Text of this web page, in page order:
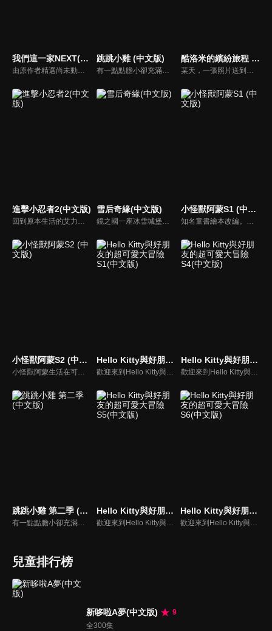
我們這一家NEXT(中文版) 跳跳小雞 (中文版)
有一點點膽小卻充滿好奇心的「帶骨雞」，和總是用小跳步靠過來的舞蹈老師「小跳步青蛙老師」，以及其他具有獨特個性的夥伴們跳舞大活耀！在家裡和各種地方以「身體動了，心也舞動了起來♪」為主題的角色人物。這是關於不可思議的夥伴們與愉快舞蹈的故事。
酷洛米的繽紛旅程 (中文版)
進擊小忍者2(中文版)
回到原本生活的艾力克斯，正煩惱著和潔西卡之間的關係不順遂，此時忍者突然以刺蝟之姿出現在他面前，原來艾普明快要被釋放了！憑藉著艾力克斯聰明的腦袋，他們來到泰國，艾力克斯和忍者也在不斷磨合中，成為最佳拍檔，甚至團隊還多了尚恩加入！
雪后奇緣(中文版)
鏡之國一座冰雪城堡，冰雪女王警告女兒艾拉神祕封印下住著邪惡的冰雪妖魔。山精旅行家來到冰雪城堡探險，卻意外打開封印，釋放出邪惡冰雪妖魔不僅擾亂鏡之國和人類世界。艾拉和山精一起尋找冒險家凱和格爾達，只有他們能幫助對付冰雪妖魔。究竟他們能否擊敗這些冰雪妖魔，解除鏡之國和人類世界的危機？
小怪獸阿蒙S1 (中文版)
知名童書繪本改編。故事講述的是小怪獸阿蒙醜醜的外表下，有著一顆敏感細膩的心。他希望有人能愛他，包容他，陪伴他，愛他本來的樣子。這個系列圍繞“愛”的主題，恰恰是父母對孩子所有愛的表現。
小怪獸阿蒙S2 (中文版)
小怪獸阿蒙生活在可愛的絨毛鎮上，他每天都會面對一些有趣的挑戰。幸運地是他是你見過最有愛心的小怪獸，並且在他的朋友們的幫助下，他會從中找到正確的事去做(即使他還不知道那是什麼)，學會跟隨他自己的內心。
Hello Kitty與好朋友的超可愛大冒險S1(中文版)
歡迎來到Hello Kitty與好朋友的超可愛大冒險!與Hello Kitty, 大眼蛙, 酷企鵝, 美樂蒂, 布丁狗還有酷洛米, 準備和朋友們一起經歷有趣的冒險吧!
Hello Kitty與好朋友的超可愛大冒險S4(中文版)
歡迎來到Hello Kitty與好朋友的超可愛大冒險!與Hello Kitty, 大眼蛙, 酷企鵝, 美樂蒂, 布丁狗還有酷洛米, 準備和朋友們一起經歷有趣的冒險吧!
跳跳小雞 第二季 (中文版)
有一點點膽小卻充滿好奇心的"帶骨雞"，和總是用小跳步靠過來的舞蹈老師"小跳步青蛙老師"，以及其他具有獨特個性的夥伴們跳舞大活耀！在家裡和各種地方以「身體動了，心也舞動了起來♪」為主題。
Hello Kitty與好朋友的超可愛大冒險S5(中文版)
歡迎來到Hello Kitty與好朋友的超可愛大冒險!與Hello Kitty, 大眼蛙, 酷企鵝, 美樂蒂, 布丁狗還有酷洛米, 準備和朋友們一起經歷有趣的冒險吧!
Hello Kitty與好朋友的超可愛大冒險S6(中文版)
歡迎來到Hello Kitty與好朋友的超可愛大冒險!與Hello Kitty, 大眼蛙, 酷企鵝, 美樂蒂, 布丁狗還有酷洛米, 準備和朋友們一起經歷有趣的冒險吧!
兒童排行榜
新哆啦A夢(中文版)
9
全300集